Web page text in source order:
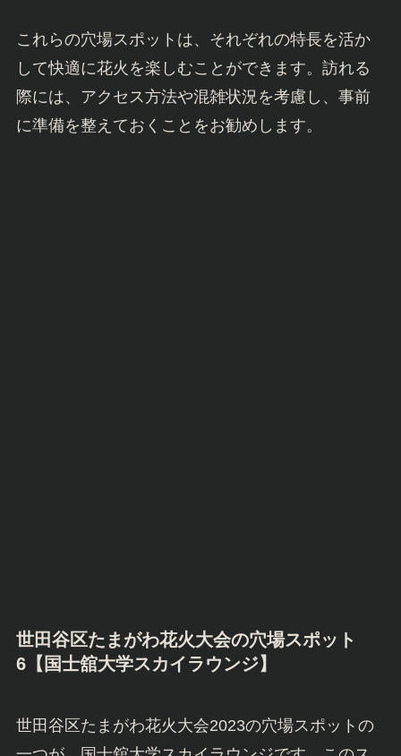
これらの穴場スポットは、それぞれの特長を活か
して快適に花火を楽しむことができます。訪れる
際には、アクセス方法や混雑状況を考慮し、事前
に準備を整えておくことをお勧めします。
世田谷区たまがわ花火大会の穴場スポット
6【国士舘大学スカイラウンジ】
世田谷区たまがわ花火大会2023の穴場スポットの